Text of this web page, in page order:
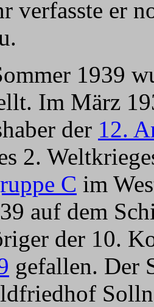
verfasste er
1939
Im März
der 12.
2.
C im
auf dem
der 10.
gefallen. Der